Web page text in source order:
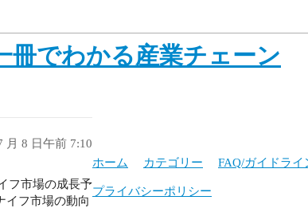
冊でわかる産業チェーン
月 8 日午前 7:10
フ市場の成長予
イフ市場の動向
ホーム カテゴリー FAQ/ガイドライ
プライバシーポリシー